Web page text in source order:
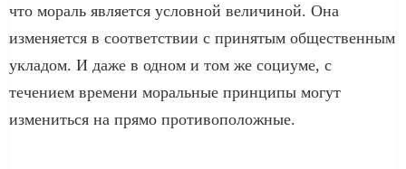
что мораль является условной величиной. Она
изменяется в соответствии с принятым общественным
укладом. И даже в одном и том же социуме, с
течением времени моральные принципы могут
измениться на прямо противоположные.